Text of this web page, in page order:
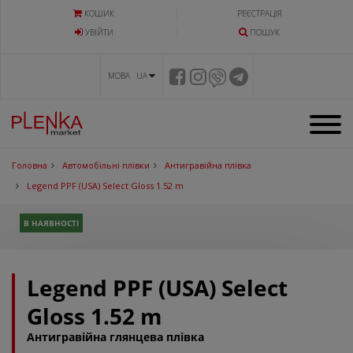
КОШИК
РЕЄСТРАЦІЯ
УВIЙТИ
ПОШУК
МОВА UA
Головна Автомобільні плівки
Антигравійна плівка
Legend PPF (USA) Select Gloss 1.52 m
В НАЯВНОСТІ
Legend PPF (USA) Select
Gloss 1.52 m
Антигравійна глянцева плівка